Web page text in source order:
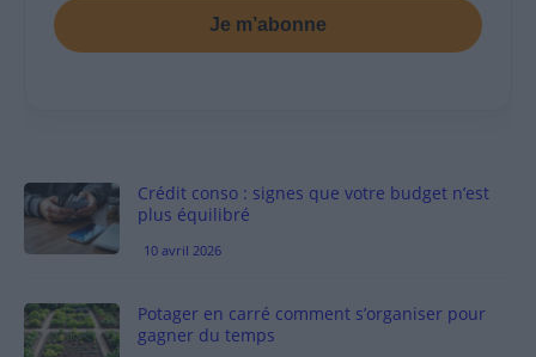
Je m’abonne
Crédit conso : signes que votre budget n’est
plus équilibré
10 avril 2026
Potager en carré comment s’organiser pour
gagner du temps